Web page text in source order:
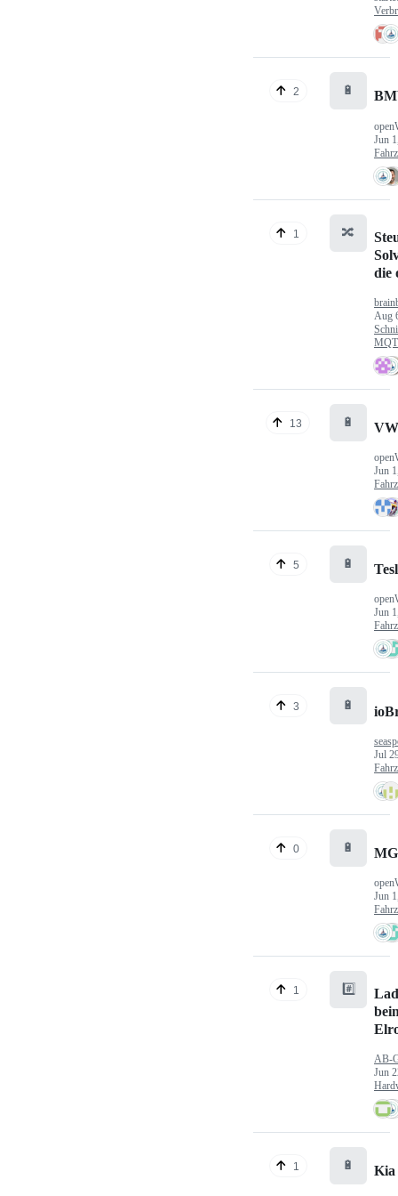
2 🔋
Jun
1 🔀
die
Aug
13 🔋
Jun
5 🔋
Jun
3 🔋
Jul
0 🔋
Jun
1 #️⃣
AB-
Jun
1 🔋 Kia